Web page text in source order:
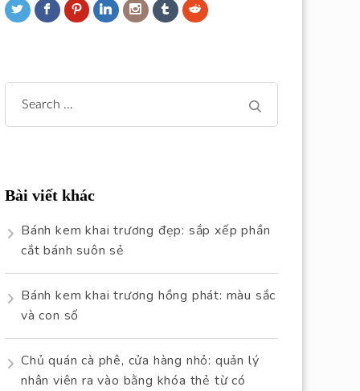
Search
for:
Bài viết khác
Bánh kem khai trương đẹp: sắp xếp phần
cắt bánh suôn sẻ
Bánh kem khai trương hồng phát: màu sắc
và con số
Chủ quán cà phê, cửa hàng nhỏ: quản lý
nhân viên ra vào bằng khóa thẻ từ có